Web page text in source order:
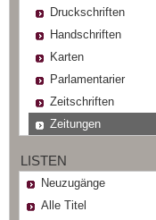
Druckschriften
Handschriften
Karten
Parlamentarier
Zeitschriften
Zeitungen
LISTEN
Neuzugänge
Alle Titel